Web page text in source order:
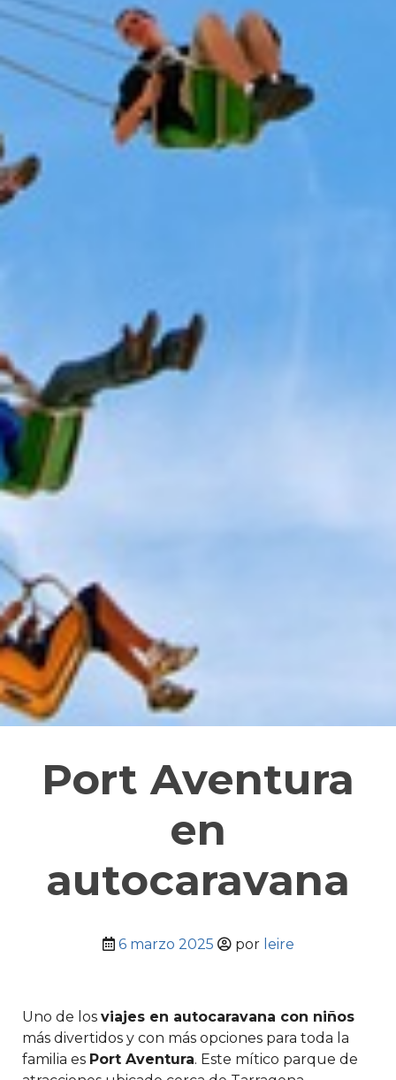
Port Aventura
en
autocaravana
6 marzo 2025 por leire
Uno de los viajes en autocaravana con niños
más divertidos y con más opciones para toda la
familia es Port Aventura. Este mítico parque de